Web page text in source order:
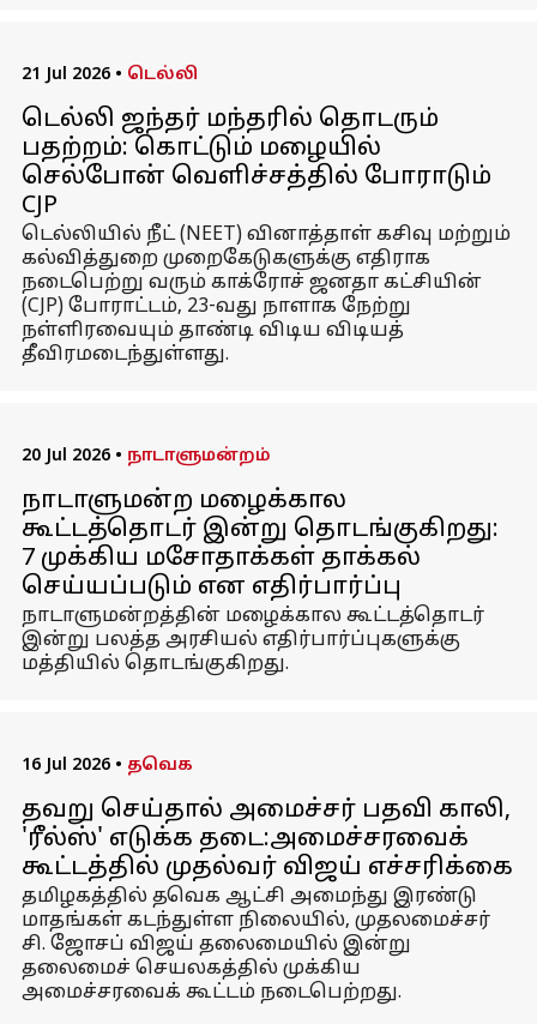
21 Jul 2026 • டெல்லி
டெல்லி ஜந்தர் மந்தரில் தொடரும்
பதற்றம்: கொட்டும் மழையில்
செல்போன் வெளிச்சத்தில் போராடும்
CJP
டெல்லியில் நீட் (NEET) வினாத்தாள் கசிவு மற்றும்
கல்வித்துறை முறைகேடுகளுக்கு எதிராக
நடைபெற்று வரும் காக்ரோச் ஜனதா கட்சியின்
(CJP) போராட்டம், 23-வது நாளாக நேற்று
நள்ளிரவையும் தாண்டி விடிய விடியத்
தீவிரமடைந்துள்ளது.
20 Jul 2026 • நாடாளுமன்றம்
நாடாளுமன்ற மழைக்கால
கூட்டத்தொடர் இன்று தொடங்குகிறது:
7 முக்கிய மசோதாக்கள் தாக்கல்
செய்யப்படும் என எதிர்பார்ப்பு
நாடாளுமன்றத்தின் மழைக்கால கூட்டத்தொடர்
இன்று பலத்த அரசியல் எதிர்பார்ப்புகளுக்கு
மத்தியில் தொடங்குகிறது.
16 Jul 2026 • தவெக
தவறு செய்தால் அமைச்சர் பதவி காலி,
'ரீல்ஸ்' எடுக்க தடை:அமைச்சரவைக்
கூட்டத்தில் முதல்வர் விஜய் எச்சரிக்கை
தமிழகத்தில் தவெக ஆட்சி அமைந்து இரண்டு
மாதங்கள் கடந்துள்ள நிலையில், முதலமைச்சர்
சி. ஜோசப் விஜய் தலைமையில் இன்று
தலைமைச் செயலகத்தில் முக்கிய
அமைச்சரவைக் கூட்டம் நடைபெற்றது.